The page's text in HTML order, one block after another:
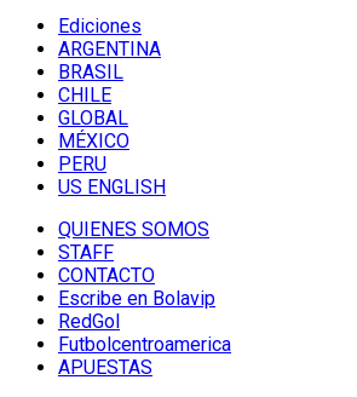
Ediciones
ARGENTINA
BRASIL
CHILE
GLOBAL
MÉXICO
PERU
US ENGLISH
QUIENES SOMOS
STAFF
CONTACTO
Escribe en Bolavip
RedGol
Futbolcentroamerica
APUESTAS